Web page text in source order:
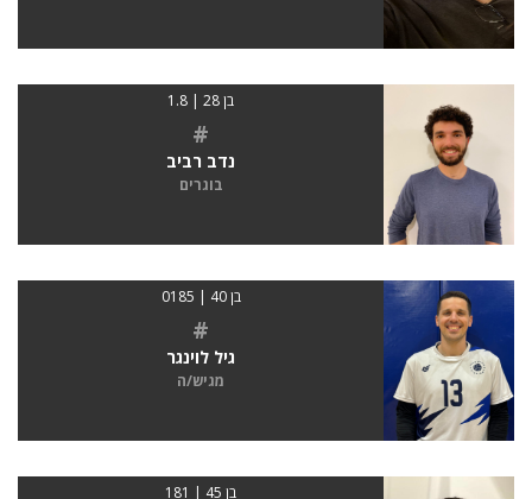
בן 28 | 1.8
#
נדב רביב
בוגרים
בן 40 | 0185
#
גיל לוינגר
מגיש/ה
בן 45 | 181